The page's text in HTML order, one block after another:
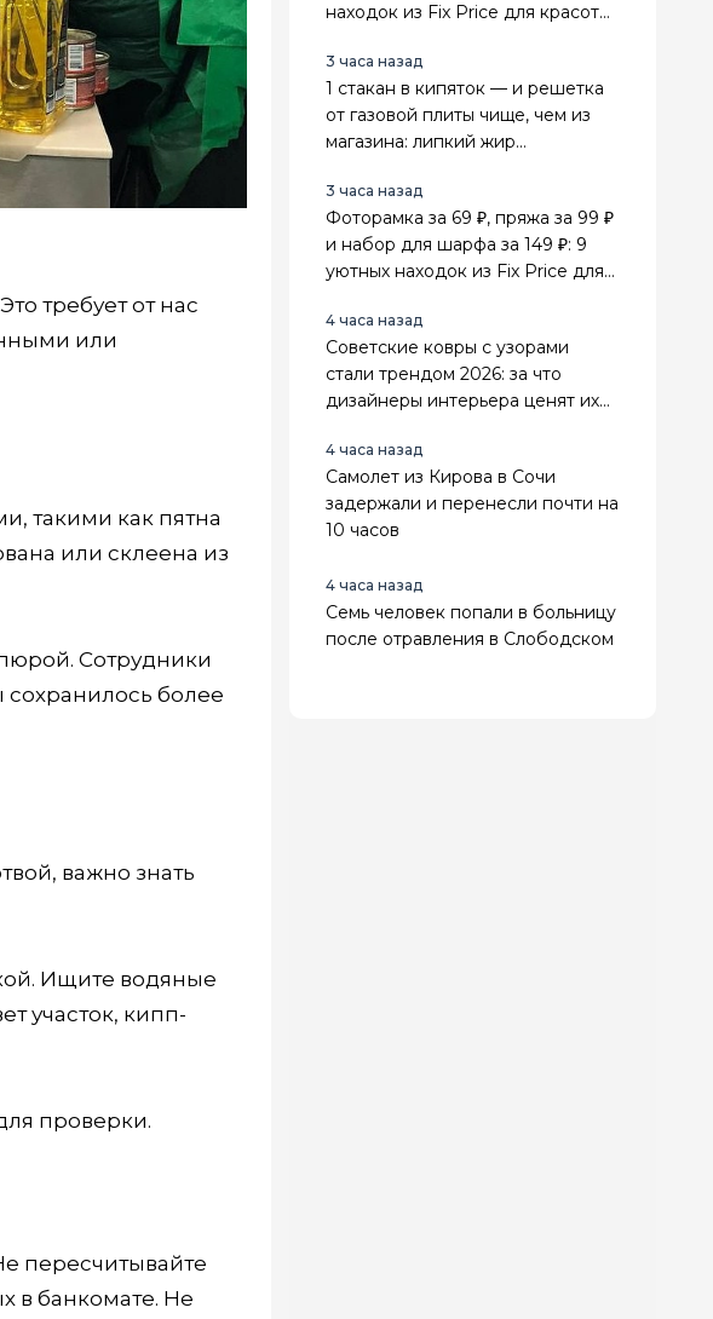
требует от нас
или
такими как пятна
или склеена из
Сотрудники
сохранилось более
важно знать
Ищите водяные
участок, кипп-
проверки.
пересчитывайте
в банкомате. Не
находок из Fix Price для красоты,
3 часа назад
1 стакан в кипяток — и решетка
от газовой плиты чище, чем из
магазина: липкий жир
3 часа назад
Фоторамка за 69 ₽, пряжа за 99 ₽
и набор для шарфа за 149 ₽: 9
уютных находок из Fix Price для
4 часа назад
Советские ковры с узорами
стали трендом 2026: за что
дизайнеры интерьера ценят их
4 часа назад
Самолет из Кирова в Сочи
задержали и перенесли почти на
10 часов
4 часа назад
Семь человек попали в больницу
после отравления в Слободском